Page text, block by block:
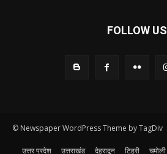
FOLLOW US
© Newspaper WordPress Theme by TagDiv
उत्तर प्रदेश उत्तराखंड देहरादून टिहरी चमोली